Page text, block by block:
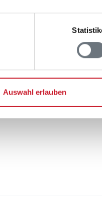
Auswahl erlauben
Grill
komb.
Terrasse: 1